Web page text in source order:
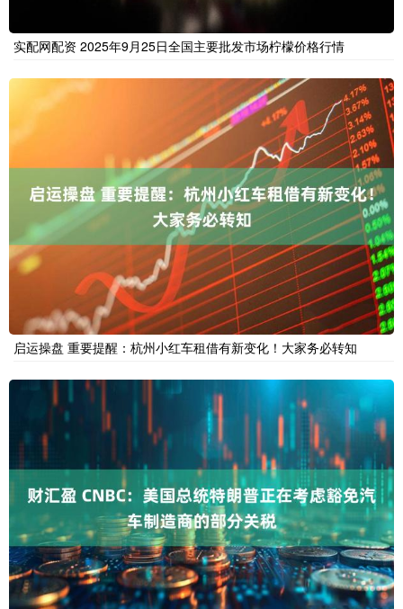
实配网配资 2025年9月25日全国主要批发市场柠檬价格行情
启运操盘 重要提醒：杭州小红车租借有新变化！大家务必转知